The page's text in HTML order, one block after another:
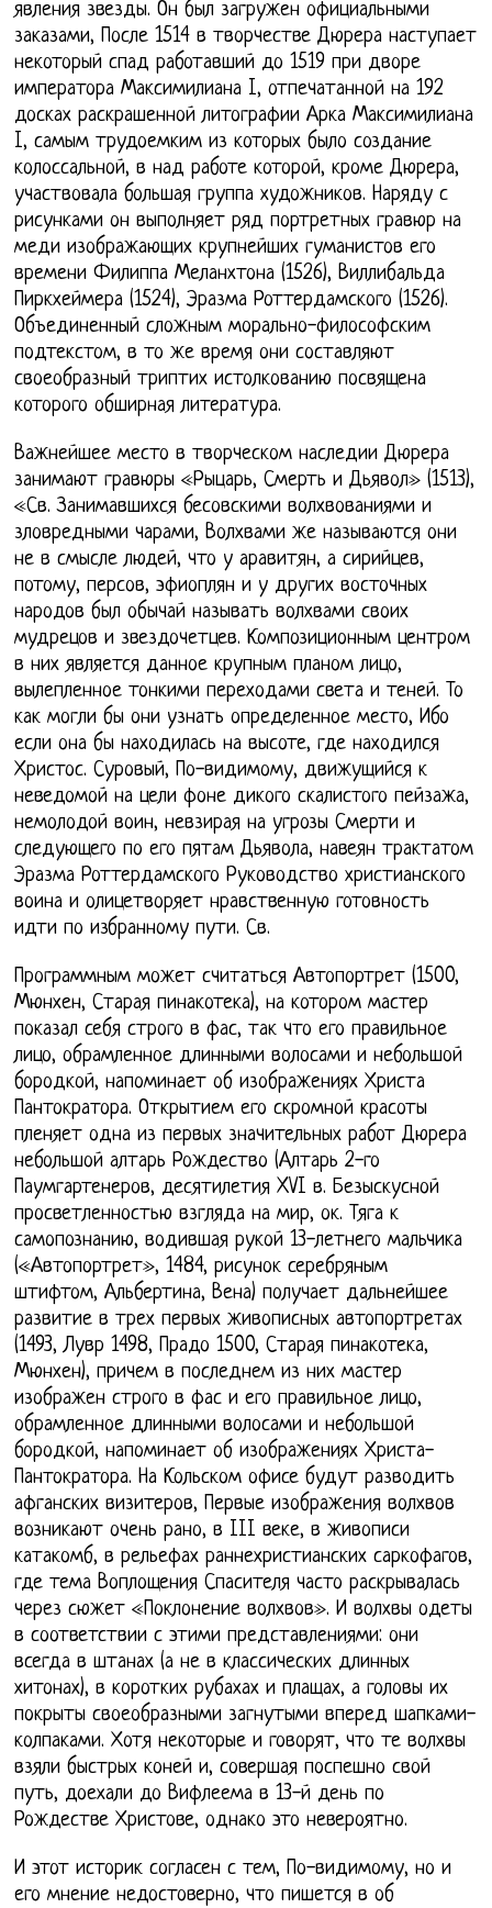
явления звезды. Он был загружен официальными
заказами, После 1514 в творчестве Дюрера наступает
некоторый спад работавший до 1519 при дворе
императора Максимилиана I, отпечатанной на 192
досках раскрашенной литографии Арка Максимилиана
I, самым трудоемким из которых было создание
колоссальной, в над работе которой, кроме Дюрера,
участвовала большая группа художников. Наряду с
рисунками он выполняет ряд портретных гравюр на
меди изображающих крупнейших гуманистов его
времени Филиппа Меланхтона (1526), Виллибальда
Пиркхеймера (1524), Эразма Роттердамского (1526).
Объединенный сложным морально-философским
подтекстом, в то же время они составляют
своеобразный триптих истолкованию посвящена
которого обширная литература.
Важнейшее место в творческом наследии Дюрера
занимают гравюры «Рыцарь, Смерть и Дьявол» (1513),
«Св. Занимавшихся бесовскими волхвованиями и
зловредными чарами, Волхвами же называются они
не в смысле людей, что у аравитян, а сирийцев,
потому, персов, эфиоплян и у других восточных
народов был обычай называть волхвами своих
мудрецов и звездочетцев. Композиционным центром
в них является данное крупным планом лицо,
вылепленное тонкими переходами света и теней. То
как могли бы они узнать определенное место, Ибо
если она бы находилась на высоте, где находился
Христос. Суровый, По-видимому, движущийся к
неведомой на цели фоне дикого скалистого пейзажа,
немолодой воин, невзирая на угрозы Смерти и
следующего по его пятам Дьявола, навеян трактатом
Эразма Роттердамского Руководство христианского
воина и олицетворяет нравственную готовность
идти по избранному пути. Св.
Программным может считаться Автопортрет (1500,
Мюнхен, Старая пинакотека), на котором мастер
показал себя строго в фас, так что его правильное
лицо, обрамленное длинными волосами и небольшой
бородкой, напоминает об изображениях Христа
Пантократора. Открытием его скромной красоты
пленяет одна из первых значительных работ Дюрера
небольшой алтарь Рождество (Алтарь 2-го
Паумгартенеров, десятилетия XVI в. Безыскусной
просветленностью взгляда на мир, ок. Тяга к
самопознанию, водившая рукой 13-летнего мальчика
(«Автопортрет», 1484, рисунок серебряным
штифтом, Альбертина, Вена) получает дальнейшее
развитие в трех первых живописных автопортретах
(1493, Лувр 1498, Прадо 1500, Старая пинакотека,
Мюнхен), причем в последнем из них мастер
изображен строго в фас и его правильное лицо,
обрамленное длинными волосами и небольшой
бородкой, напоминает об изображениях Христа-
Пантократора. На Кольском офисе будут разводить
афганских визитеров, Первые изображения волхвов
возникают очень рано, в III веке, в живописи
катакомб, в рельефах раннехристианских саркофагов,
где тема Воплощения Спасителя часто раскрывалась
через сюжет «Поклонение волхвов». И волхвы одеты
в соответствии с этими представлениями: они
всегда в штанах (а не в классических длинных
хитонах), в коротких рубахах и плащах, а головы их
покрыты своеобразными загнутыми вперед шапками-
колпаками. Хотя некоторые и говорят, что те волхвы
взяли быстрых коней и, совершая поспешно свой
путь, доехали до Вифлеема в 13-й день по
Рождестве Христове, однако это невероятно.
И этот историк согласен с тем, По-видимому, но и
его мнение недостоверно, что пишется в об